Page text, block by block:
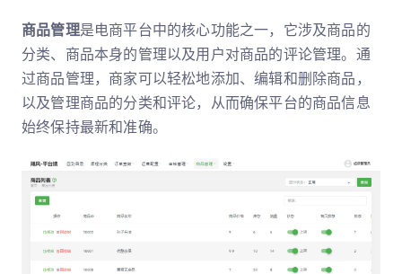
商品管理是电商平台中的核心功能之一，它涉及商品的
分类、商品本身的管理以及用户对商品的评论管理。通
过商品管理，商家可以轻松地添加、编辑和删除商品，
以及管理商品的分类和评论，从而确保平台的商品信息
始终保持最新和准确。